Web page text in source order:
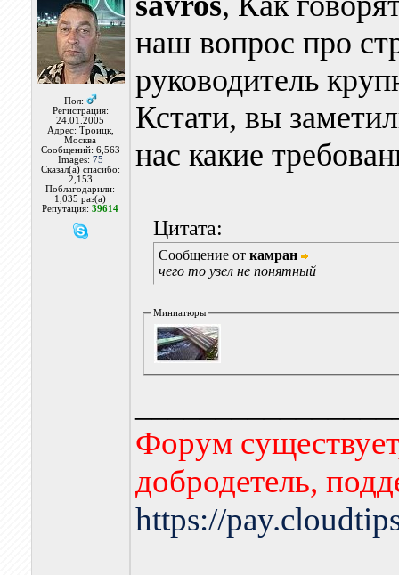
Пол:
Регистрация:
24.01.2005
Адрес: Троицк,
Москва
Сообщений: 6,563
Images: 75
Сказал(а) спасибо:
2,153
Поблагодарили:
1,035 раз(а)
Репутация:39614
наш вопрос про
руководитель
Кстати, вы
нас какие
Цитата:
Сообщение от камран
чего то узел не понятный
Миниатюры
Форум
добродетель,
https://